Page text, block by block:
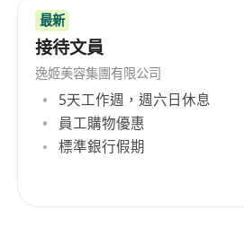
最新
接待文員
逸姬美容集團有限公司
5天工作週，週六日休息
員工購物優惠
標準銀行假期